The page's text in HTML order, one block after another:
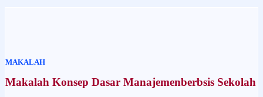
MAKALAH
Makalah Konsep Dasar Manajemenberbsis Sekolah